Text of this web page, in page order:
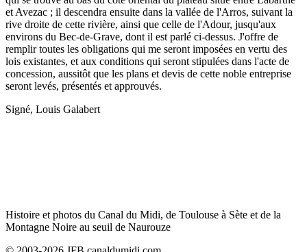
et Avezac ; il descendra ensuite dans la vallée de l'Arros, suivant la
rive droite de cette rivière, ainsi que celle de l'Adour, jusqu'aux
environs du Bec-de-Grave, dont il est parlé ci-dessus. J'offre de
remplir toutes les obligations qui me seront imposées en vertu des
lois existantes, et aux conditions qui seront stipulées dans l'acte de
concession, aussitôt que les plans et devis de cette noble entreprise
seront levés, présentés et approuvés.
Signé, Louis Galabert
Histoire et photos du Canal du Midi, de Toulouse à Sète et de la
Montagne Noire au seuil de Naurouze